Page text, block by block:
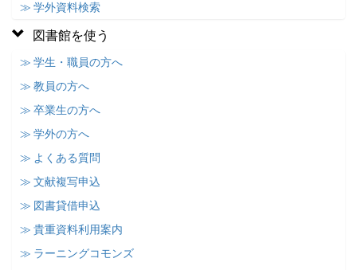
≫ 学外資料検索
図書館を使う
≫ 学生・職員の方へ
≫ 教員の方へ
≫ 卒業生の方へ
≫ 学外の方へ
≫ よくある質問
≫ 文献複写申込
≫ 図書貸借申込
≫ 貴重資料利用案内
≫ ラーニングコモンズ